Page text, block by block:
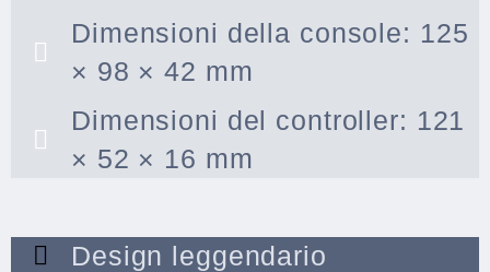
Dimensioni della console: 125
× 98 × 42 mm
Dimensioni del controller: 121
× 52 × 16 mm
Design leggendario